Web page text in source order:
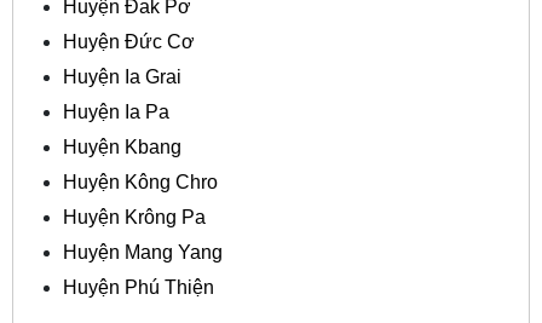
Huyện Đak Pơ
Huyện Đức Cơ
Huyện Ia Grai
Huyện Ia Pa
Huyện Kbang
Huyện Kông Chro
Huyện Krông Pa
Huyện Mang Yang
Huyện Phú Thiện